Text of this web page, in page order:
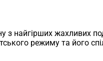
з найгірших жахливих
режиму та його